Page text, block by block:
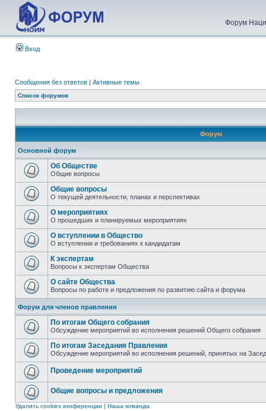
Форум
Вход
Сообщения без ответов | Активные темы
Список форумов
Форум
Основной форум
Об Обществе
Общие вопросы
Общие вопросы
О текущей деятельности, планах и перспективах
О мероприятиях
О прошедших и планируемых мероприятиях
О вступлении в Общество
О вступлении и требованиях к кандидатам
К экспертам
Вопросы к экспертам Общества
О сайте Общества
Вопросы по работе и предложения по развитию сайта и форума
Форум для членов правления
По итогам Общего собрания
Обсуждение мероприятий во исполнения решений Общего собрания
По итогам Заседания Правления
Обсуждение мероприятий во исполнения решений, принятых на
Проведение мероприятий
Общие вопросы и предложения
Удалить cookies конференции | Наша команда